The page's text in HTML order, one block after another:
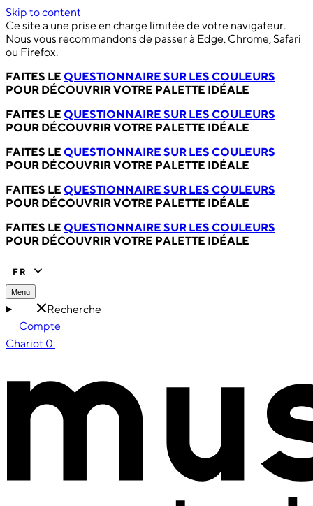
Skip to content
Ce site a une prise en charge limitée de votre navigateur.
Nous vous recommandons de passer à Edge, Chrome, Safari
ou Firefox.
FAITES LE QUESTIONNAIRE SUR LES COULEURS
POUR DÉCOUVRIR VOTRE PALETTE IDÉALE
FAITES LE QUESTIONNAIRE SUR LES COULEURS
POUR DÉCOUVRIR VOTRE PALETTE IDÉALE
FAITES LE QUESTIONNAIRE SUR LES COULEURS
POUR DÉCOUVRIR VOTRE PALETTE IDÉALE
FAITES LE QUESTIONNAIRE SUR LES COULEURS
POUR DÉCOUVRIR VOTRE PALETTE IDÉALE
FAITES LE QUESTIONNAIRE SUR LES COULEURS
POUR DÉCOUVRIR VOTRE PALETTE IDÉALE
FR
Menu
Recherche
Compte
Chariot 0